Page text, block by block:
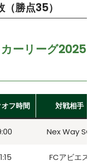
勝点35）
ーリーグ2025
フ時間 対戦相手
Nex Way SC
FCアビエス